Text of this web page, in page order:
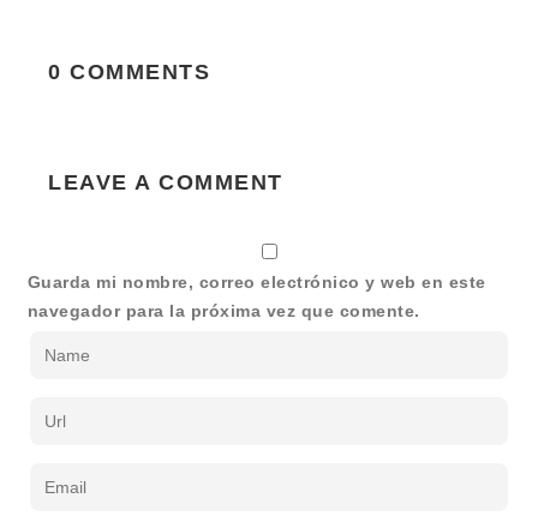
0 COMMENTS
LEAVE A COMMENT
Guarda mi nombre, correo electrónico y web en este
navegador para la próxima vez que comente.